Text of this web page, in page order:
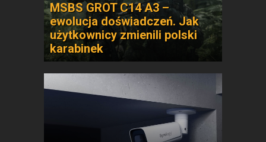
MSBS GROT C14 A3 –
ewolucja doświadczeń. Jak
użytkownicy zmienili polski
karabinek